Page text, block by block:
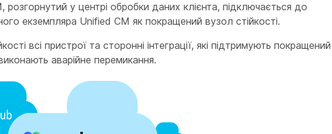
розгорнутий у центрі обробки даних клієнта, підключається до
екземпляра Unified CM як покращений вузол стійкості.
всі пристрої та сторонні інтеграції, які підтримують покращений
аварійне перемикання.